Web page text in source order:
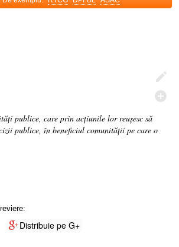
publice, care prin acțiunile lor reușesc să
publice, în beneficiul comunității pe care o
Distribuie pe G+